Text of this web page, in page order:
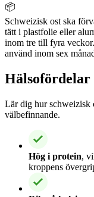
📦
Schweizisk ost ska
tätt i plastfolie eller
inom tre till fyra
använd inom sex
Hälsofördelar
Lär dig hur schweizisk
välbefinnande.
Hög i protein,
kroppens